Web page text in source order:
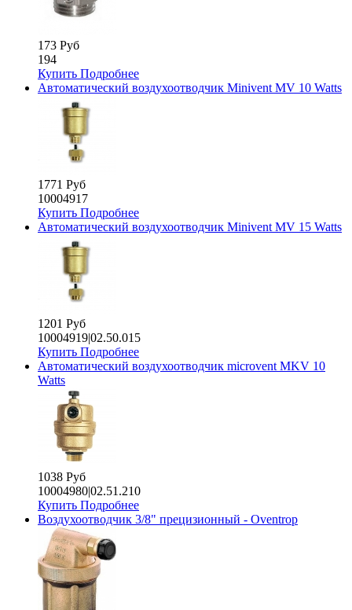
173 Руб
194
Купить Подробнее
Автоматический воздухоотводчик Minivent MV 10 Watts
1771 Руб
10004917
Купить Подробнее
Автоматический воздухоотводчик Minivent MV 15 Watts
1201 Руб
10004919|02.50.015
Купить Подробнее
Автоматический воздухоотводчик microvent MKV 10
Watts
1038 Руб
10004980|02.51.210
Купить Подробнее
Воздухоотводчик 3/8" прецизионный - Oventrop